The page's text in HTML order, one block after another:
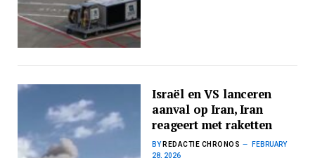
Israël en VS lanceren
aanval op Iran, Iran
reageert met raketten
BY REDACTIE CHRONOS
FEBRUARY
28, 2026